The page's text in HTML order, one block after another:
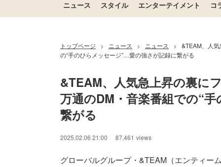
ニュース スタイル エンターテイメント コ
トップページ > ニュース > ニュース >
&TEAM、人
の“手のひらメッセージ”…愛の強さが記録に繋がる
&TEAM、人気急上昇の裏に
万通のDM・音楽番組での“
繋がる
2025.02.06 21:00 87,461 views
グローバルグループ・&TEAM（エンティー